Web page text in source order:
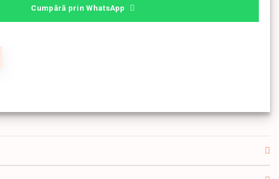
Cumpără prin WhatsApp